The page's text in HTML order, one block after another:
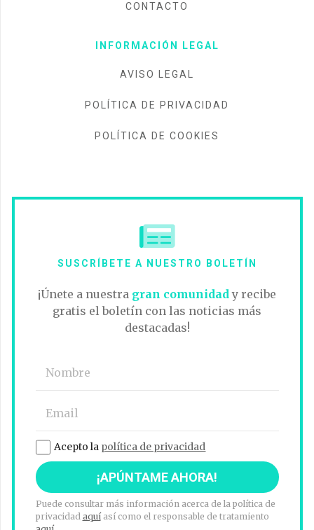
CONTACTO
INFORMACIÓN LEGAL
AVISO LEGAL
POLÍTICA DE PRIVACIDAD
POLÍTICA DE COOKIES
SUSCRÍBETE A NUESTRO BOLETÍN
¡Únete a nuestra gran comunidady recibe
gratis el boletín con las noticias más
destacadas!
Acepto la política de privacidad
Puede consultar más información acerca de la política de
privacidad aquíasí como el responsable de tratamiento